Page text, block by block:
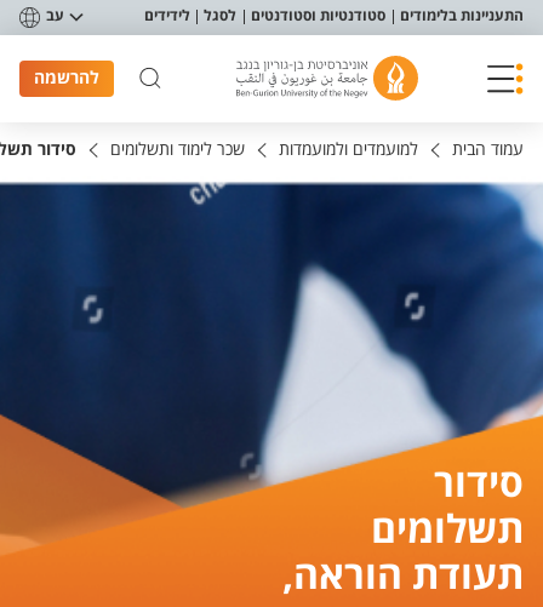
תפריט נגישות
התעניינות בלימודים סטודנטיות וסטודנטים לסגל לידידים עב
להרשמה
עמוד הבית למועמדים ולמועמדות שכר לימוד ותשלומים סידור
סידור
תשלומים
תעודת הוראה,